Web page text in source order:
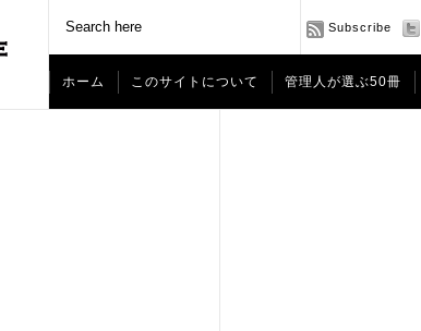
Subscribe
ホーム このサイトについて 管理人が選ぶ50冊